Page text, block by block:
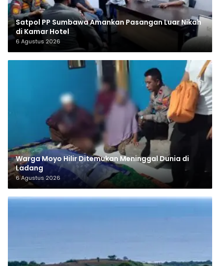
Satpol PP Sumbawa Amankan Pasangan Luar Nikah
di Kamar Hotel
6 Agustus 2026
Warga Moyo Hilir Ditemukan Meninggal Dunia di
Ladang
6 Agustus 2026